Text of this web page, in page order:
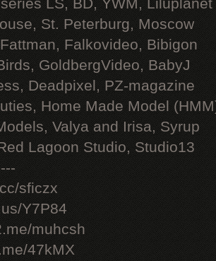
LS, BD, YWM, Liluplanet
St. Peterburg, Moscow
Falkovideo, Bibigon
GoldbergVideo, BabyJ
Deadpixel, PZ-magazine
Home Made Model
Valya and Irisa, Syrup
Lagoon Studio, Studio13
sficzx
Y7P84
muhcsh
47kMX